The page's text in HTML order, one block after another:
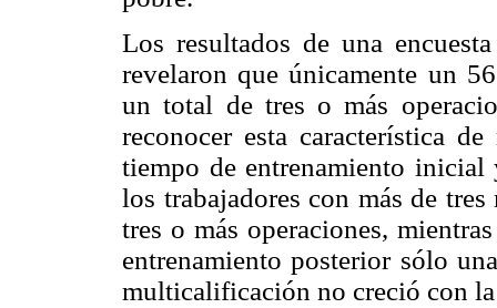
Los resultados de una
revelaron que únicamente un
un total de tres o más
reconocer esta característica
tiempo de entrenamiento
los trabajadores con más de
tres o más operaciones,
entrenamiento posterior sólo
multicalificación no creció con